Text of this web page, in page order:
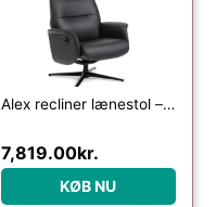
Alex recliner lænestol – sort semi aniline læder og sort aluminium
7,819.00kr.
KØB NU